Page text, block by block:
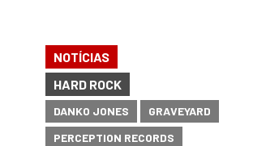
NOTÍCIAS
HARD ROCK
DANKO JONES
GRAVEYARD
PERCEPTION RECORDS